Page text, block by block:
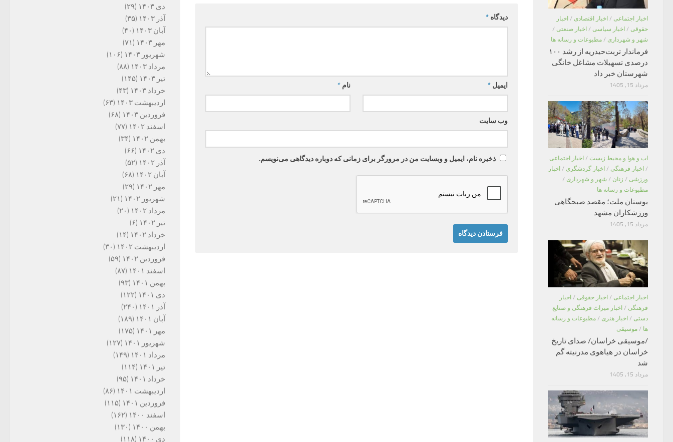
دیدگاه *
نام* ایمیل *
وب‌ سایت
ذخیره نام، ایمیل و وبسایت من در مرورگر برای زمانی که دوباره دیدگاهی می‌نویسم.
دی ۱۴۰۳
(۲۹)
آذر ۱۴۰۳
(۳۵)
آبان ۱۴۰۳
(۴۰)
مهر ۱۴۰۳
(۷۱)
شهریور ۱۴۰۳
(۱۰۶)
مرداد ۱۴۰۳
(۸۸)
تیر ۱۴۰۳
(۱۴۵)
خرداد ۱۴۰۳
(۴۳)
اردیبهشت ۱۴۰۳
(۶۳)
فروردین ۱۴۰۳
(۶۸)
اسفند ۱۴۰۲
(۷۷)
بهمن ۱۴۰۲
(۳۴)
دی ۱۴۰۲
(۶۶)
آذر ۱۴۰۲
(۵۲)
آبان ۱۴۰۲
(۶۸)
مهر ۱۴۰۲
(۲۹)
شهریور ۱۴۰۲
(۲۱)
مرداد ۱۴۰۲
(۲۰)
تیر ۱۴۰۲
(۶)
خرداد ۱۴۰۲
(۱۴)
اردیبهشت ۱۴۰۲
(۳۰)
فروردین ۱۴۰۲
(۵۹)
اسفند ۱۴۰۱
(۸۷)
بهمن ۱۴۰۱
(۹۳)
دی ۱۴۰۱
(۱۲۲)
آذر ۱۴۰۱
(۲۴۰)
آبان ۱۴۰۱
(۱۸۹)
مهر ۱۴۰۱
(۱۷۵)
شهریور ۱۴۰۱
(۱۲۷)
مرداد ۱۴۰۱
(۱۴۹)
تیر ۱۴۰۱
(۱۱۴)
خرداد ۱۴۰۱
(۹۵)
اردیبهشت ۱۴۰۱
(۸۶)
فروردین ۱۴۰۱
(۱۱۵)
اسفند ۱۴۰۰
(۱۶۲)
بهمن ۱۴۰۰
(۱۳۰)
دی ۱۴۰۰
(۱۱۸)
اخبار اجتماعی / اخبار اقتصادی / اخبار
حقوقی / اخبار سیاسی / اخبار صنعتی /
شهر و شهرداری / مطبوعات و رسانه ها
فرماندار تربت‌حیدریه از رشد ۱۰۰
درصدی تسهیلات مشاغل خانگی
شهرستان خبر داد
مرداد 15, 1405
اب و هوا و محیط زیست / اخبار اجتماعی
/ اخبار فرهنگی / اخبار گردشگری / اخبار
ورزشی / زنان / شهر و شهرداری /
مطبوعات و رسانه ها
بوستان ملت؛ مقصد صبحگاهی
ورزشکاران مشهد
مرداد 15, 1405
اخبار اجتماعی / اخبار حقوقی / اخبار
فرهنگی / اخبار میراث فرهنگی و صنایع
دستی / اخبار هنری / مطبوعات و رسانه
ها / موسیقی
/موسیقی خراسان/ صدای تاریخ
خراسان در هیاهوی مدرنیته گم
شد
مرداد 15, 1405